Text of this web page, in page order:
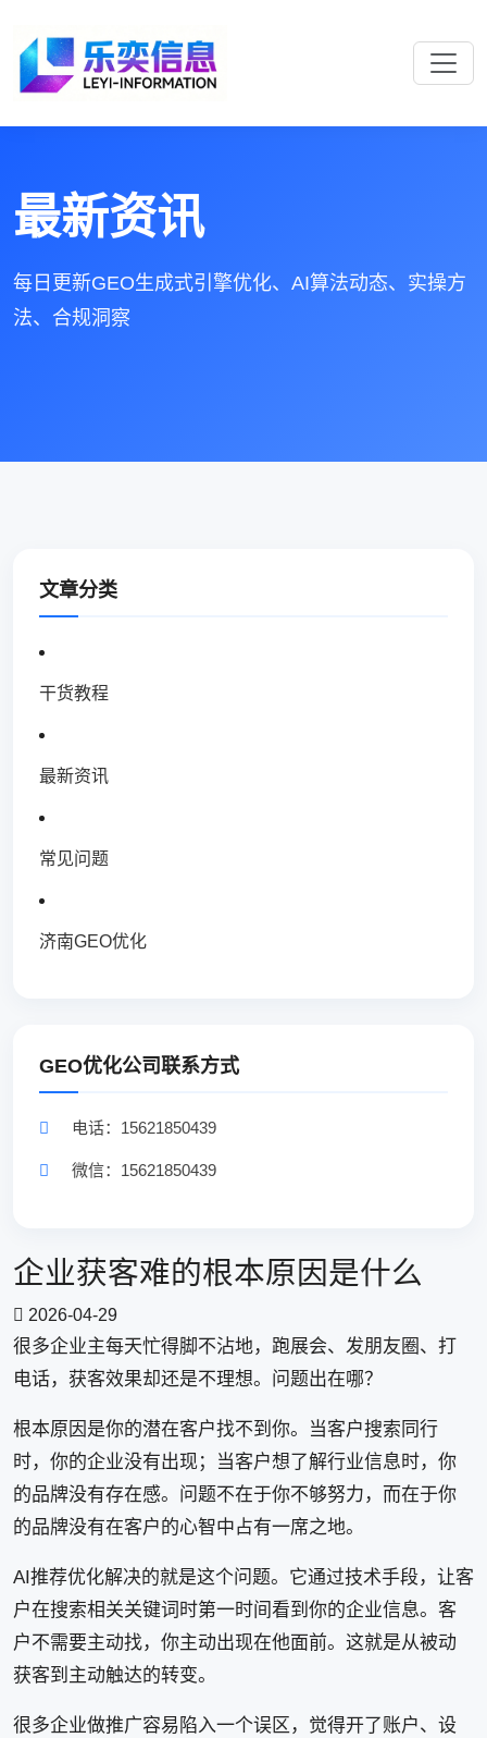
最新资讯
每日更新GEO生成式引擎优化、AI算法动态、实操方
法、合规洞察
文章分类
干货教程
最新资讯
常见问题
济南GEO优化
GEO优化公司联系方式
电话：15621850439
微信：15621850439
企业获客难的根本原因是什么
2026-04-29
很多企业主每天忙得脚不沾地，跑展会、发朋友圈、打
电话，获客效果却还是不理想。问题出在哪？
根本原因是你的潜在客户找不到你。当客户搜索同行
时，你的企业没有出现；当客户想了解行业信息时，你
的品牌没有存在感。问题不在于你不够努力，而在于你
的品牌没有在客户的心智中占有一席之地。
AI推荐优化解决的就是这个问题。它通过技术手段，让客
户在搜索相关关键词时第一时间看到你的企业信息。客
户不需要主动找，你主动出现在他面前。这就是从被动
获客到主动触达的转变。
很多企业做推广容易陷入一个误区，觉得开了账户、设